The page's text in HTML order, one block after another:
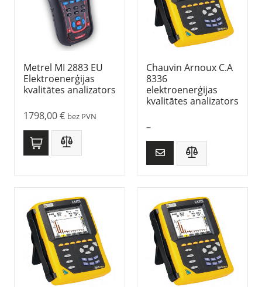
Metrel MI 2883 EU
Elektroenerģijas
kvalitātes analizators
1798,00€ bez PVN
Chauvin Arnoux C.A
8336
elektroenerģijas
kvalitātes analizators
–